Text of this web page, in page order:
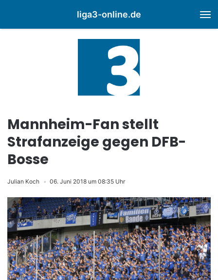
liga3-online.de
Mannheim-Fan stellt
Strafanzeige gegen DFB-
Bosse
Julian Koch 06. Juni 2018 um 08:35 Uhr